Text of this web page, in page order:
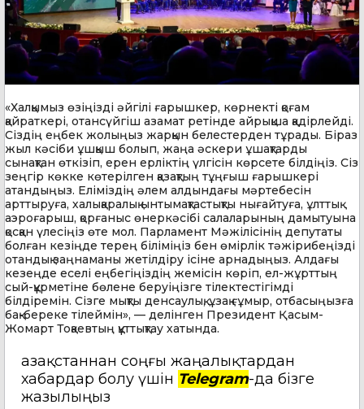
«Халқымыз өзіңізді әйгілі ғарышкер, көрнекті қоғам
қайраткері, отансүйгіш азамат ретінде айрықша қадірлейді.
Сіздің еңбек жолыңыз жарқын белестерден тұрады. Біраз
жыл кәсіби ұшқыш болып, жаңа әскери ұшақтарды
сынақтан өткізіп, ерен ерліктің үлгісін көрсете білдіңіз. Сіз
зеңгір көкке көтерілген қазақтың тұңғыш ғарышкері
атандыңыз. Еліміздің әлем алдындағы мәртебесін
арттыруға, халықаралық ынтымақтастықты нығайтуға, ұлттық
аэроғарыш, қорғаныс өнеркәсібі салаларының дамытуына
қосқан үлесіңіз өте мол. Парламент Мәжілісінің депутаты
болған кезіңде терең біліміңіз бен өмірлік тәжірибеңізді
отандық заңнаманы жетілдіру ісіне арнадыңыз. Алдағы
кезеңде еселі еңбегіңіздің жемісін көріп, ел-жұрттың
сый-құрметіне бөлене беруіңізге тілектестігімді
білдіремін. Сізге мықты денсаулық, ұзақ ғұмыр, отбасыңызға
бақ-береке тілеймін», — делінген Президент Қасым-
Жомарт Тоқаевтың құттықтау хатында.
Қазақстаннан соңғы жаңалықтардан
хабардар болу үшін Telegram-да бізге
жазылыңыз